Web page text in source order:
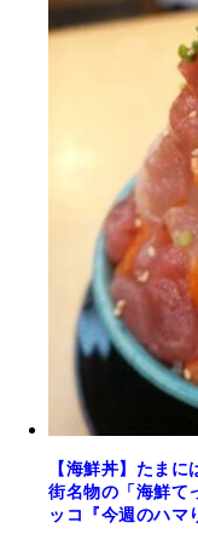
【海鮮丼】たま
街名物の「海鮮て
ッコ『今週のハマ